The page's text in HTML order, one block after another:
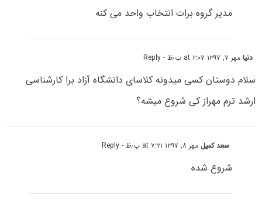
مدیر گروه برات انتخاب واحد می کنه
دنیامهر ۷, ۱۳۹۷ at ۲:۰۷ ب٫ظ - Reply
سلام دوستان کسی میدونه کلاسای دانشگاه آزاد برا کارشناسی
ارشد ترم مهراز کی شروع میشه؟
سعد کمیل مهر ۸, ۱۳۹۷ at ۷:۲۱ ب٫ظ - Reply
شروع شده